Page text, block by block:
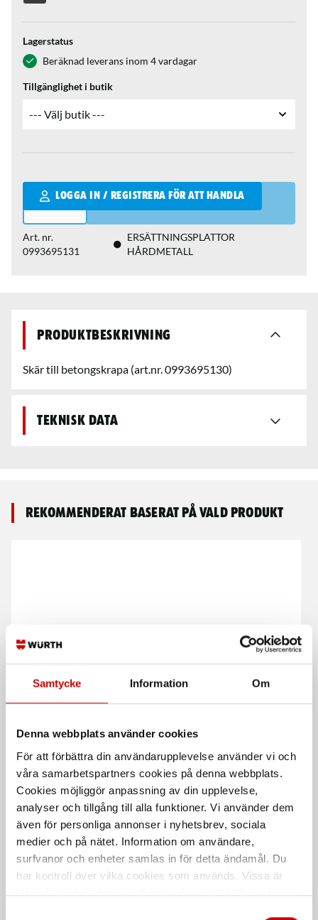
Samtycke Information Om
Denna webbplats använder cookies
För att förbättra din användarupplevelse använder vi och
våra samarbetspartners cookies på denna webbplats.
Cookies möjliggör anpassning av din upplevelse,
analyser och tillgång till alla funktioner. Vi använder dem
även för personliga annonser i nyhetsbrev, sociala
medier och på nätet. Information om användare,
surfvanor och enheter samlas in för detta ändamål. Du
har kontroll över vilka cookies som används. Vissa är
tekniskt nödvändiga. Godkännande av statistik- och
Lagerstatus
Beräknad leverans inom 4 vardagar
Tillgänglighet i butik
LOGGA IN / REGISTRERA FÖR ATT HANDLA
Qantity
Art. nr.
0993695131
ERSÄTTNINGSPLATTOR
HÅRDMETALL
Produktbeskrivning
Skär till betongskrapa (art.nr. 0993695130)
Teknisk data
Rekommenderat baserat på vald produkt
hårdmetallskär
Med hårdmetallskär
Plyfaskrapa Blad
Blad 300 mm, tjocklek 1 mm
Cementskyffel 2KX
Linoljat askskaft med T-krycka.